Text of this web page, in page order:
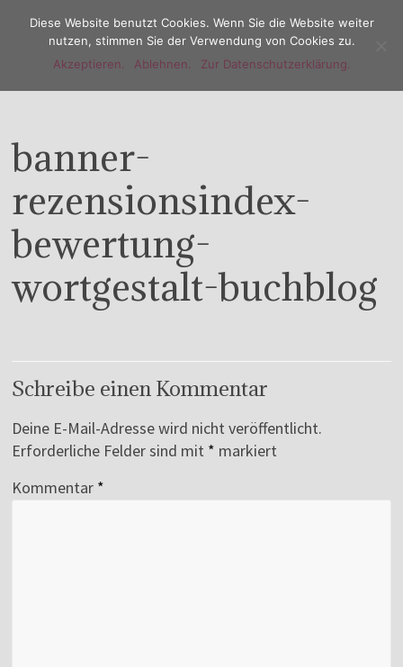
Menu
banner-
rezensionsindex-
bewertung-
wortgestalt-buchblog
Schreibe einen Kommentar
Deine E-Mail-Adresse wird nicht veröffentlicht.
Erforderliche Felder sind mit * markiert
Kommentar *
Diese Website benutzt Cookies. Wenn Sie die Website weiter
nutzen, stimmen Sie der Verwendung von Cookies zu.
Akzeptieren.
Ablehnen. Zur Datenschutzerklärung.